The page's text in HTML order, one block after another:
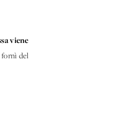
viene
fornì del